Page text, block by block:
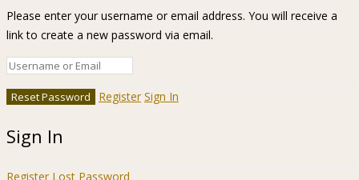
Please enter your username or email address. You will receive a
link to create a new password via email.
Register Sign In
Sign In
Register Lost Password